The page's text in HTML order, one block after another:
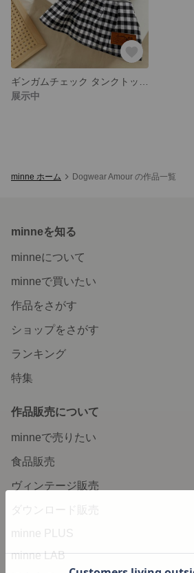
展示中
minne ホーム Dogwear Amour の作品一覧
minneを知る
minneについて
minneで買いたい
作品をさがす
ショップをさがす
ランキング
特集
作品販売について
minneで売りたい
食品販売
ヴィンテージ販売
ダウンロード販売
minne PLUS
minne LAB